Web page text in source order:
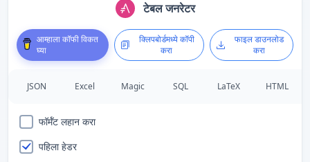
टेबल जनरेटर
आम्हाला कॉफी विकत
घ्या
क्लिपबोर्डमध्ये कॉपी
करा
फाइल डाउनलोड
करा
JSON Excel Magic SQL LaTeX HTML
फॉर्मॅट लहान करा
पहिला हेडर